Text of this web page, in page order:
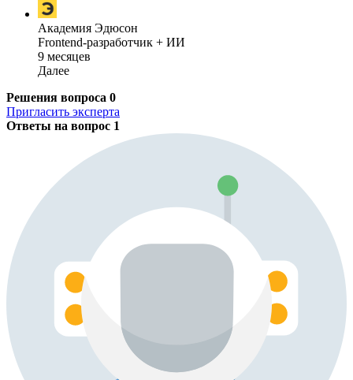
Академия Эдюсон
Frontend-разработчик + ИИ
9 месяцев
Далее
Решения вопроса 0
Пригласить эксперта
Ответы на вопрос 1